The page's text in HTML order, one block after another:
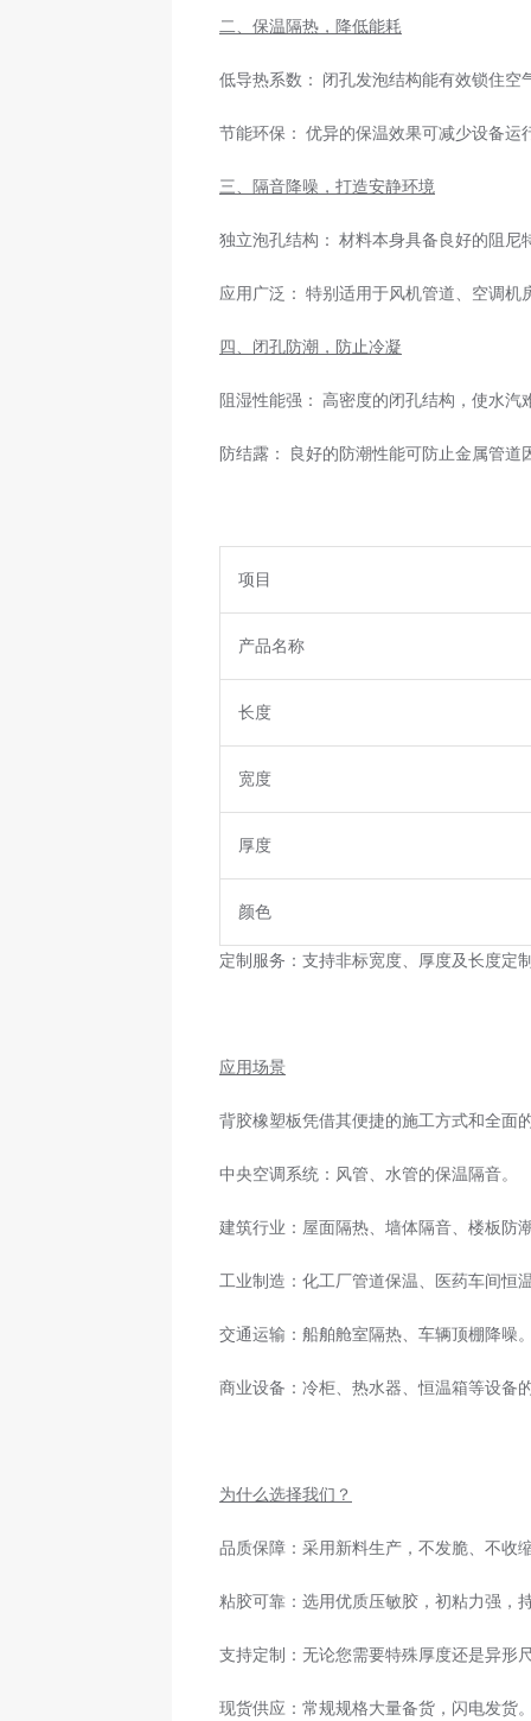
二、保温隔热，降低能耗
低导热系数： 闭孔发泡结构能有效锁住空
节能环保： 优异的保温效果可减少设备
三、隔音降噪，打造安静环境
独立泡孔结构： 材料本身具备良好的阻
应用广泛： 特别适用于风机管道、空调
四、闭孔防潮，防止冷凝
阻湿性能强： 高密度的闭孔结构，使水
防结露： 良好的防潮性能可防止金属管
项目
产品名称
长度
宽度
厚度
颜色
定制服务：支持非标宽度、厚度及长度定
应用场景
背胶橡塑板凭借其便捷的施工方式和全面
中央空调系统：风管、水管的保温隔音。
建筑行业：屋面隔热、墙体隔音、楼板防
工业制造：化工厂管道保温、医药车间恒
交通运输：船舶舱室隔热、车辆顶棚降噪
商业设备：冷柜、热水器、恒温箱等设备
为什么选择我们？
品质保障：采用新料生产，不发脆、不收
粘胶可靠：选用优质压敏胶，初粘力强，
支持定制：无论您需要特殊厚度还是异形
现货供应：常规规格大量备货，闪电发货